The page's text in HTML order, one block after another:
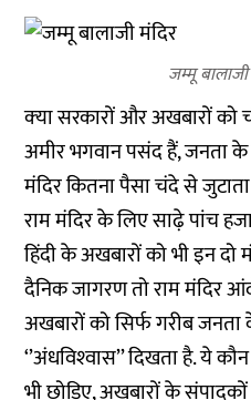
जम्मू
क्‍या सरकारों और अखबारों को
अमीर भगवान पसंद हैं, जनता के
मंदिर कितना पैसा चंदे से
राम मंदिर के लिए साढ़े पांच
हिंदी के अखबारों को भी इन दो
दैनिक जागरण तो राम मंदिर
अखबारों को सिर्फ गरीब जनता
‘’अंधविश्‍वास’’ दिखता है. ये
भी छोडि़ए, अखबारों के